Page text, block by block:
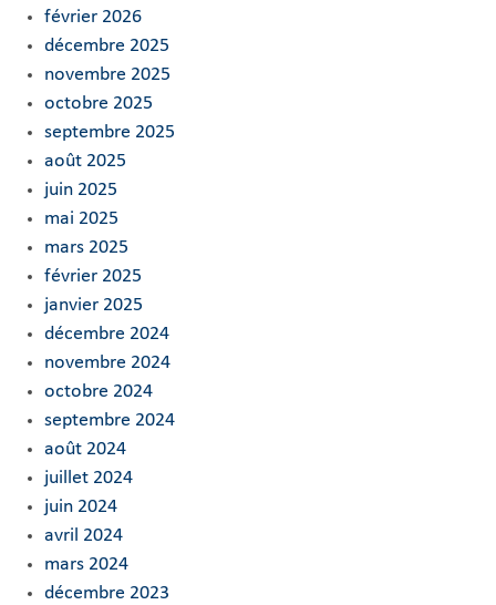
février 2026
décembre 2025
novembre 2025
octobre 2025
septembre 2025
août 2025
juin 2025
mai 2025
mars 2025
février 2025
janvier 2025
décembre 2024
novembre 2024
octobre 2024
septembre 2024
août 2024
juillet 2024
juin 2024
avril 2024
mars 2024
décembre 2023